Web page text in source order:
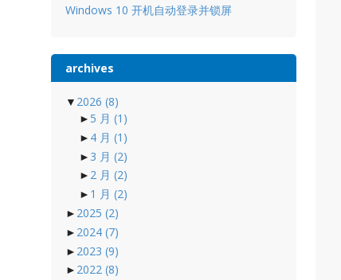
Windows 10 开机自动登录并锁屏
archives
▼ 2026 (8)
► 5 月 (1)
► 4 月 (1)
► 3 月 (2)
► 2 月 (2)
► 1 月 (2)
► 2025 (2)
► 2024 (7)
► 2023 (9)
► 2022 (8)